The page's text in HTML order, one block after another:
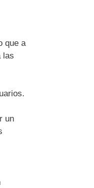
que a
las
un